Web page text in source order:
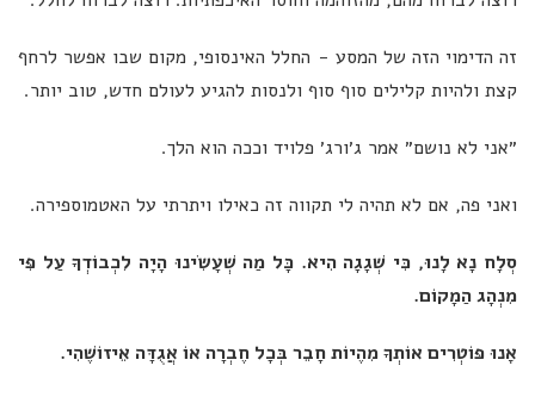
זה הדימוי הזה של המסע - החלל האינסופי, מקום שבו אפשר לרחף
קצת ולהיות קלילים סוף סוף ולנסות להגיע לעולם חדש, טוב יותר.
״אני לא נושם״ אמר ג׳ורג׳ פלויד וככה הוא הלך.
ואני פה, אם לא תהיה לי תקווה זה כאילו ויתרתי על האטמוספירה.
סְלָח נָא לָנוּ, כִּי שְׁגָגָה הִיא. כָּל מַה שְׁעָשִׂינוּ הָיָה לִכְבוֹדְךָ עַל פִּי
מִנְהָג הַמָקוֹם.
אָנוּ פּוֹטְרִים אוֹתְךָ מִהֶיוֹת חָבֵר בְּכָל חֶבְרָה אוֹ אֲגֻדָּה אֵיזוֹשֶׁהִי.